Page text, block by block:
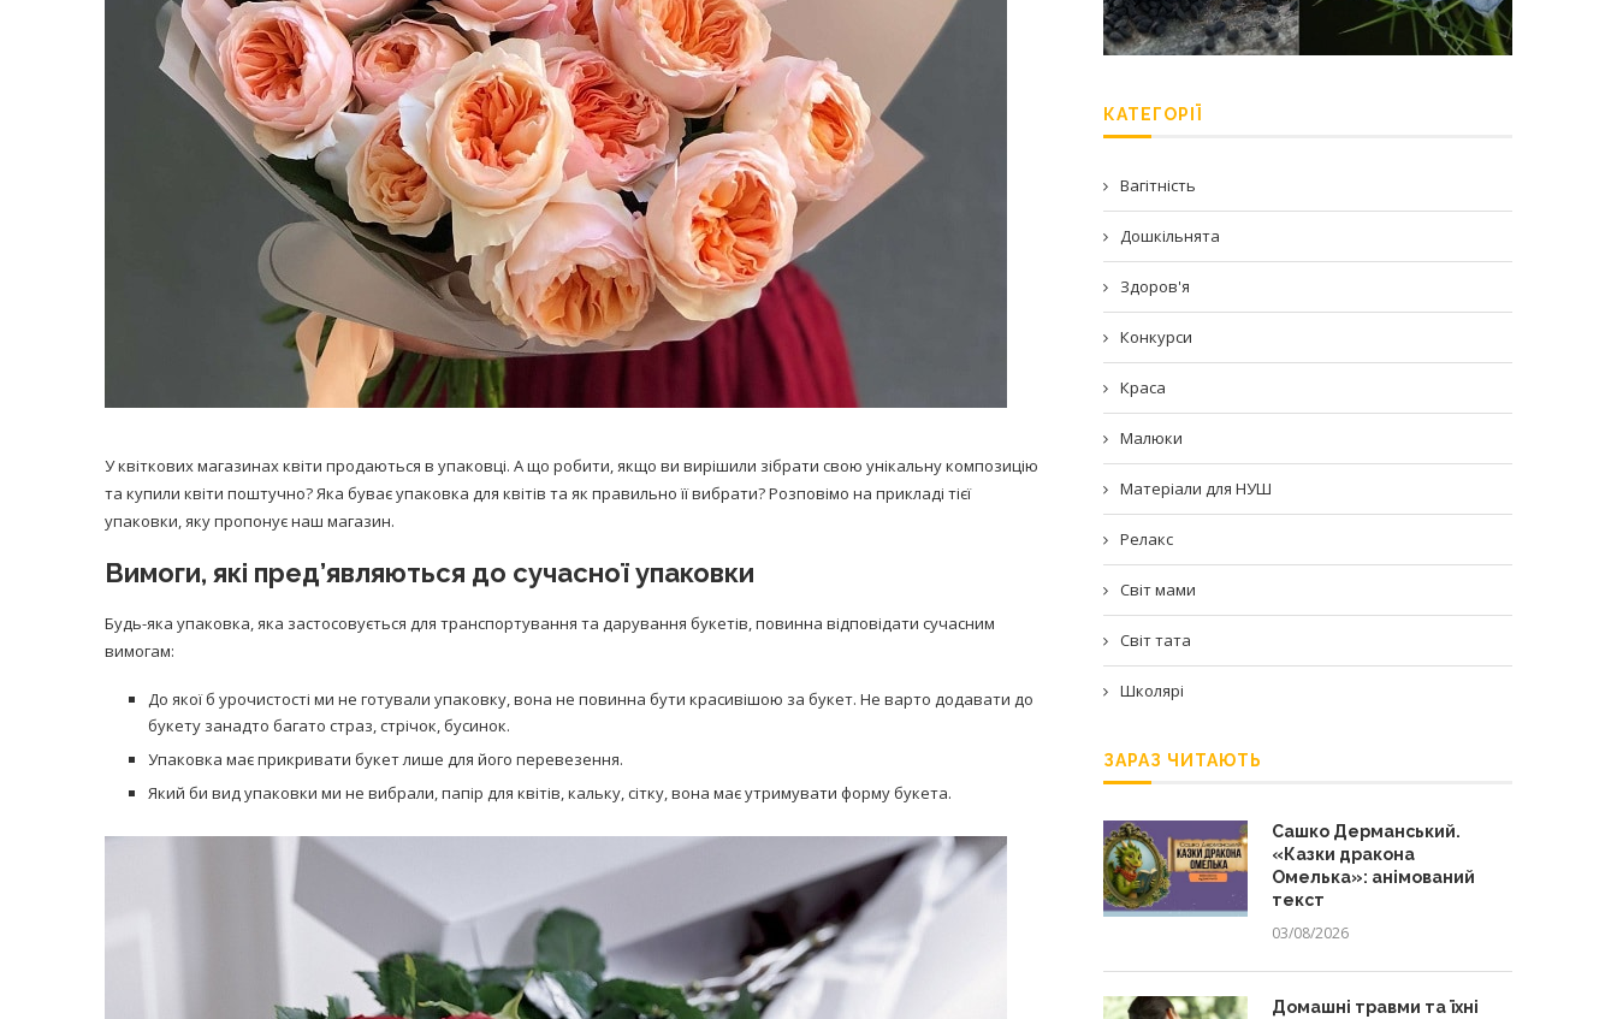
У квіткових магазинах квіти продаються в упаковці. А що робити, якщо ви вирішили зібрати свою унікальну композицію
та купили квіти поштучно? Яка буває упаковка для квітів та як правильно її вибрати? Розповімо на прикладі тієї
упаковки, яку пропонує наш магазин.
Вимоги, які пред’являються до сучасної упаковки
Будь-яка упаковка, яка застосовується для транспортування та дарування букетів, повинна відповідати сучасним
вимогам:
До якої б урочистості ми не готували упаковку, вона не повинна бути красивішою за букет. Не варто додавати до
букету занадто багато страз, стрічок, бусинок.
Упаковка має прикривати букет лише для його перевезення.
Який би вид упаковки ми не вибрали, папір для квітів, кальку, сітку, вона має утримувати форму букета.
КАТЕГОРІЇ
Вагітність
Дошкільнята
Здоров'я
Конкурси
Краса
Малюки
Матеріали для НУШ
Релакс
Світ мами
Світ тата
Школярі
ЗАРАЗ ЧИТАЮТЬ
Сашко Дерманський.
«Казки дракона
Омелька»: анімований
текст
03/08/2026
Домашні травми та їхні